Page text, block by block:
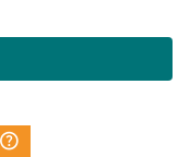
question_mark_circle